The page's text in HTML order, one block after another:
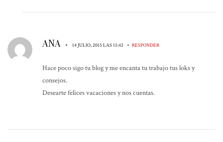
ANA • 14 JULIO, 2015 LAS 15:42 • RESPONDER
Hace poco sigo tu blog y me encanta tu trabajo tus loks y
consejos.
Desearte felices vacaciones y nos cuentas.